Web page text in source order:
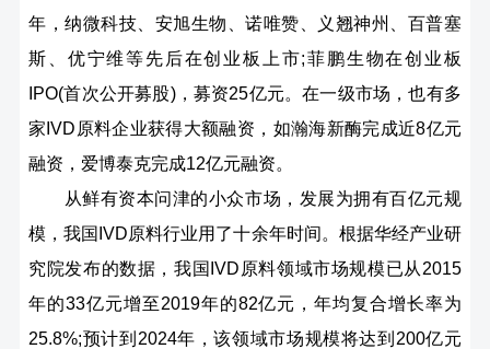
年，纳微科技、安旭生物、诺唯赞、义翘神州、百普塞
斯、优宁维等先后在创业板上市;菲鹏生物在创业板
IPO(首次公开募股)，募资25亿元。在一级市场，也有多
家IVD原料企业获得大额融资，如瀚海新酶完成近8亿元
融资，爱博泰克完成12亿元融资。
从鲜有资本问津的小众市场，发展为拥有百亿元规
模，我国IVD原料行业用了十余年时间。根据华经产业研
究院发布的数据，我国IVD原料领域市场规模已从2015
年的33亿元增至2019年的82亿元，年均复合增长率为
25.8%;预计到2024年，该领域市场规模将达到200亿元